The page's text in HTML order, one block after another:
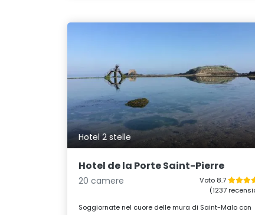
Hotel 2 stelle
Hotel de la Porte Saint-Pierre
20 camere
Voto 8.7
(1237
Soggiornate nel cuore delle mura di Saint-Malo con